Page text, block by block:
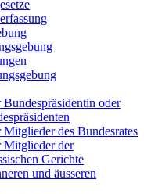
Bundespräsidentin oder
Mitglieder des Bundesrates
Mitglieder der
Gerichte
und äusseren